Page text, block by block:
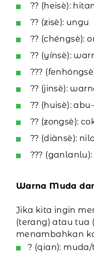
?? (heisè):
?? (zisè): ungu
?? (chéngsè):
?? (yínsè):
???
?? (jinsè):
?? (huisè):
?? (zongsè):
?? (diànsè):
???
Warna Muda
Jika kita ingin
(terang) atau tua
menambahkan
? (qian):